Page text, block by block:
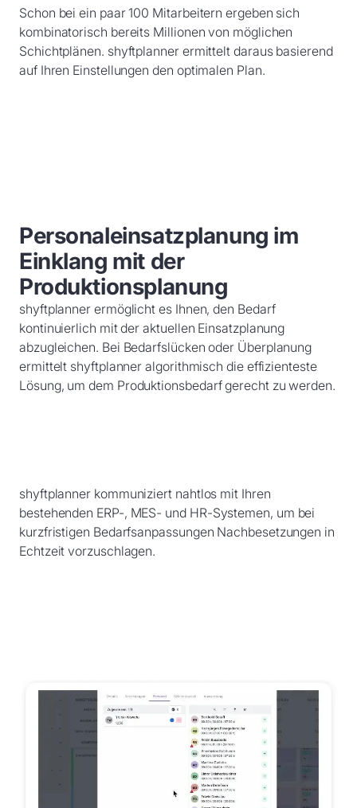
Schon bei ein paar 100 Mitarbeitern ergeben sich
kombinatorisch bereits Millionen von möglichen
Schichtplänen. shyftplanner ermittelt daraus basierend
auf Ihren Einstellungen den optimalen Plan.
Personaleinsatzplanung im
Einklang mit der
Produktionsplanung
shyftplanner ermöglicht es Ihnen, den Bedarf
kontinuierlich mit der aktuellen Einsatzplanung
abzugleichen. Bei Bedarfslücken oder Überplanung
ermittelt shyftplanner algorithmisch die effizienteste
Lösung, um dem Produktionsbedarf gerecht zu werden.
shyftplanner kommuniziert nahtlos mit Ihren
bestehenden ERP-, MES- und HR-Systemen, um bei
kurzfristigen Bedarfsanpassungen Nachbesetzungen in
Echtzeit vorzuschlagen.